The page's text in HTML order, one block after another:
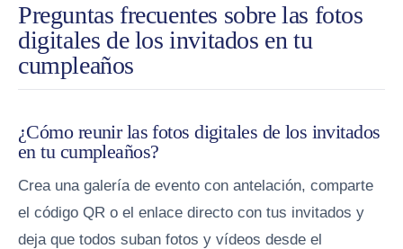
Preguntas frecuentes sobre las fotos
digitales de los invitados en tu
cumpleaños
¿Cómo reunir las fotos digitales de los invitados
en tu cumpleaños?
Crea una galería de evento con antelación, comparte
el código QR o el enlace directo con tus invitados y
deja que todos suban fotos y vídeos desde el